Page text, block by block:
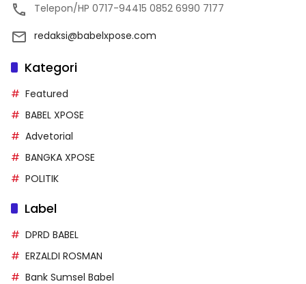
Telepon/HP 0717-94415 0852 6990 7177
redaksi@babelxpose.com
Kategori
Featured
BABEL XPOSE
Advetorial
BANGKA XPOSE
POLITIK
Label
DPRD BABEL
ERZALDI ROSMAN
Bank Sumsel Babel